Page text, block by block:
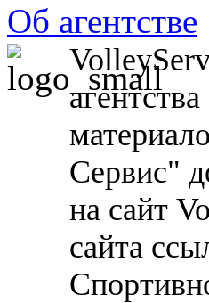
Об агентстве
Сервис"
на сайт
сайта